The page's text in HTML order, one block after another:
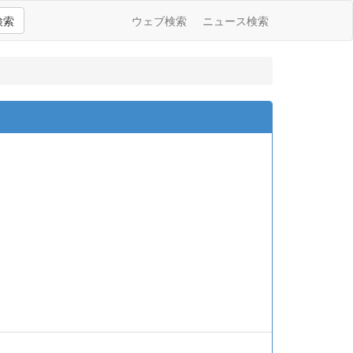
索 ウェブ検索 ニュース検索